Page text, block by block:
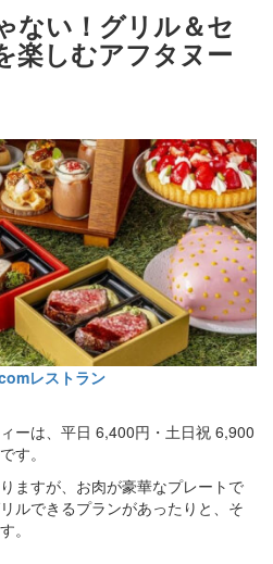
ない！グリル＆セ
楽しむアフタヌー
レストラン
ーは、平日 6,400円・土日祝 6,900
す。
ますが、お肉が豪華なプレートで
ルできるプランがあったりと、そ
。